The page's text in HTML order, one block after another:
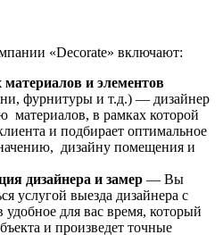
«Decorate» включают:
и элементов
фурнитуры и т.д.) — дизайнер
материалов, в рамках которой
и подбирает оптимальное
дизайну помещения и
дизайнера и замер — Вы
услугой выезда дизайнера с
удобное для вас время, который
и произведет точные